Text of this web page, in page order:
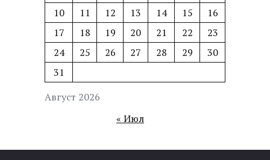
Август 2026
10
11 12 13 14 15
16
17
18 19 20 21 22
23
24
25 26 27 28 29
30
31
« Июл